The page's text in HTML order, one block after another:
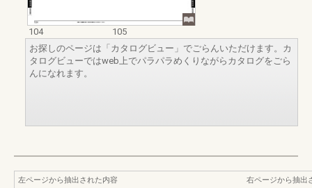
104
105
お探しのページは「カタログビュー」でごらんいただけます。カ
タログビューではweb上でパラパラめくりながらカタログをごら
んになれます。
左ページから抽出された内容
右ページから抽出